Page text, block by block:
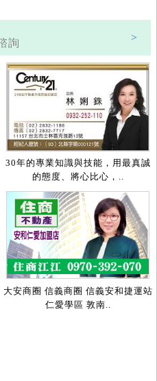
詢
>
30年的專業知識與技能，用最真誠
的態度、將心比心，..
大安商圈 信義商圈 信義安和捷運站
仁愛學區 敦南..